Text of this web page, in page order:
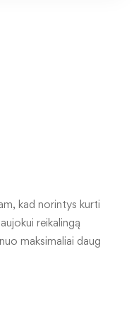
kad norintys kurti
reikalingą
maksimaliai daug